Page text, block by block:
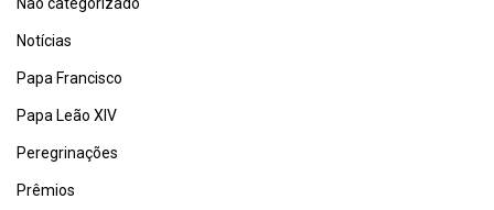
Notícias
Papa Francisco
Papa Leão XIV
Peregrinações
Prêmios